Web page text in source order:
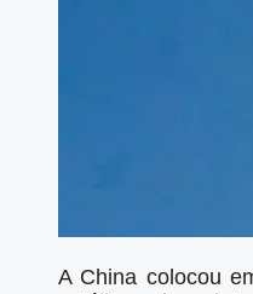
A China colocou